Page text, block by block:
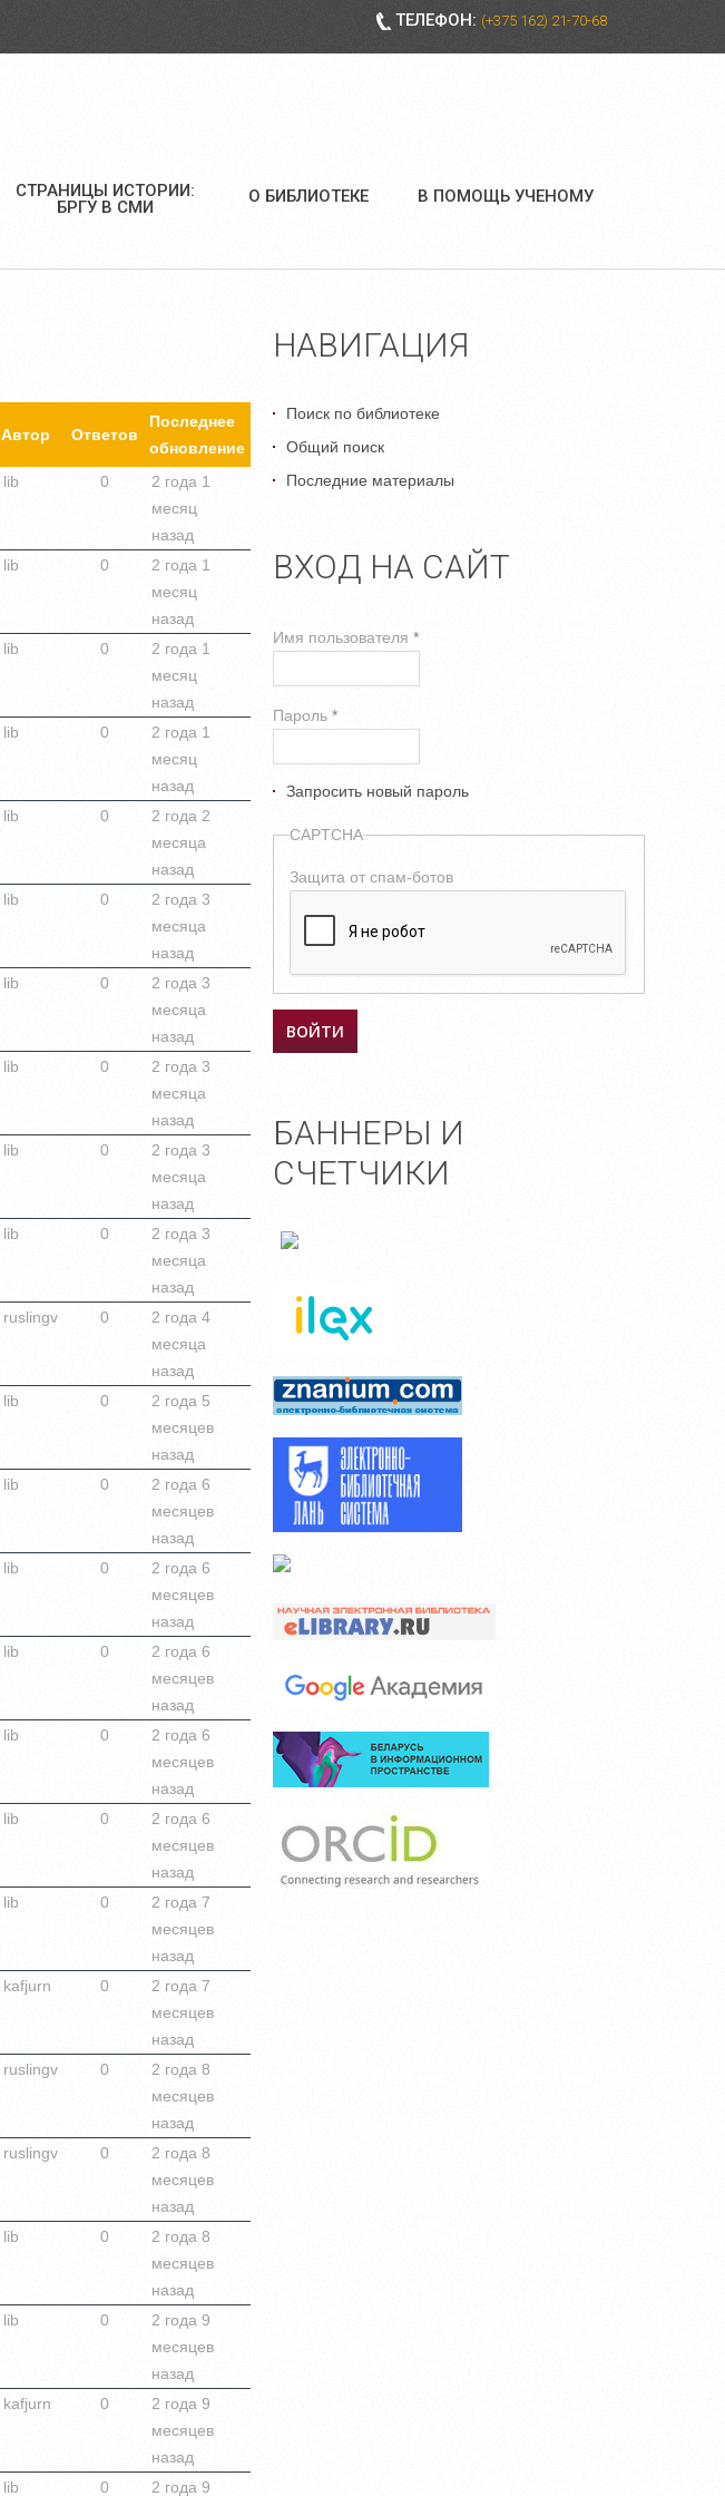
ТЕЛЕФОН: (+375 162) 21-70-68
СТРАНИЦЫ ИСТОРИИ:
БРГУ В СМИ
О БИБЛИОТЕКЕ В ПОМОЩЬ УЧЕНОМУ
НАВИГАЦИЯ
Поиск по библиотеке
Общий поиск
Последние материалы
ВХОД НА САЙТ
Имя пользователя *
Пароль *
Запросить новый пароль
CAPTCHA
Защита от спам-ботов
БАННЕРЫ И
СЧЕТЧИКИ
Автор Ответов
Последнее
обновление
lib 0
2 года 1
месяц
назад
lib 0
2 года 1
месяц
назад
lib 0
2 года 1
месяц
назад
lib 0
2 года 1
месяц
назад
lib 0
2 года 2
месяца
назад
lib 0
2 года 3
месяца
назад
lib 0
2 года 3
месяца
назад
lib 0
2 года 3
месяца
назад
lib 0
2 года 3
месяца
назад
lib 0
2 года 3
месяца
назад
ruslingv 0
2 года 4
месяца
назад
lib 0
2 года 5
месяцев
назад
lib 0
2 года 6
месяцев
назад
lib 0
2 года 6
месяцев
назад
lib 0
2 года 6
месяцев
назад
lib 0
2 года 6
месяцев
назад
lib 0
2 года 6
месяцев
назад
lib 0
2 года 7
месяцев
назад
kafjurn 0
2 года 7
месяцев
назад
ruslingv 0
2 года 8
месяцев
назад
ruslingv 0
2 года 8
месяцев
назад
lib 0
2 года 8
месяцев
назад
lib 0
2 года 9
месяцев
назад
kafjurn 0
2 года 9
месяцев
назад
lib 0 2 года 9